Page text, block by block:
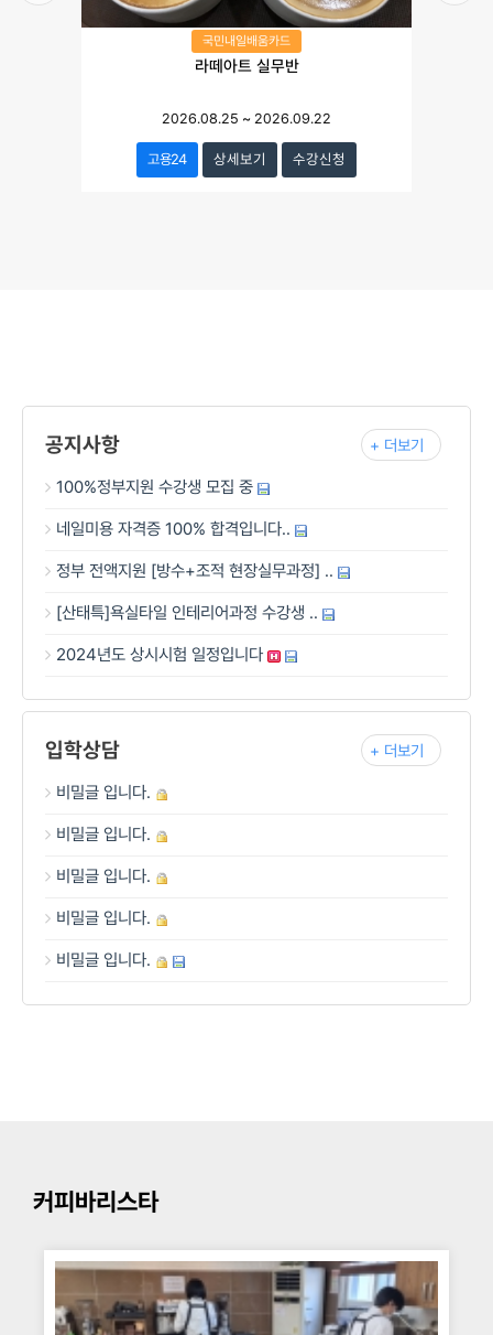
국민내일배움카드
라떼아트 실무반
2026.08.25 ~ 2026.09.22
고용24 상세보기 수강신청
공지사항 + 더보기
100%정부지원 수강생 모집 중
네일미용 자격증 100% 합격입니다..
정부 전액지원 [방수+조적 현장실무과정] ..
[산태특]욕실타일 인테리어과정 수강생 ..
2024년도 상시시험 일정입니다
입학상담 + 더보기
비밀글 입니다.
비밀글 입니다.
비밀글 입니다.
비밀글 입니다.
비밀글 입니다.
커피바리스타